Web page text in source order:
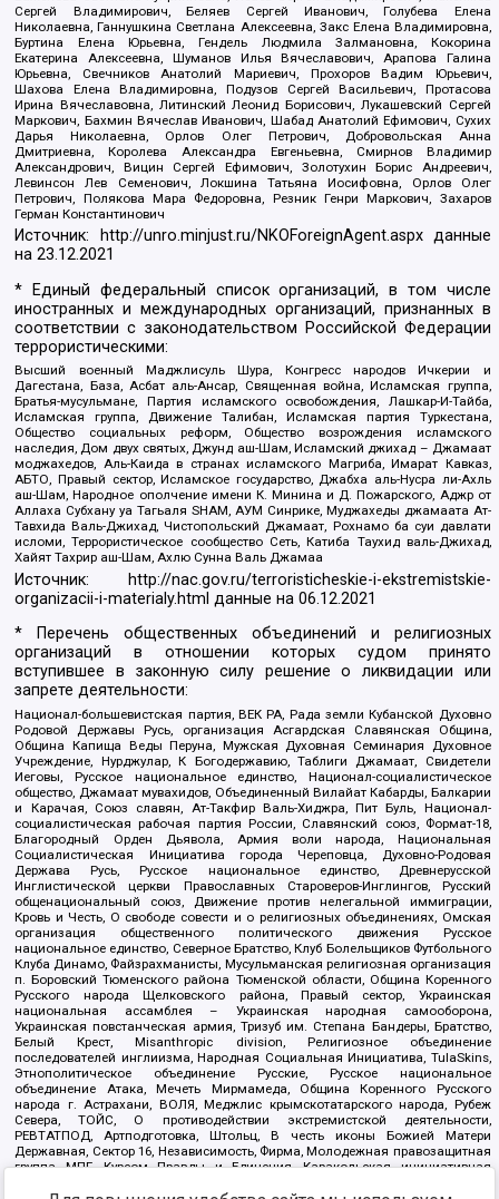
Сергей Владимирович, Беляев Сергей Иванович, Голубева Елена
Николаевна, Ганнушкина Светлана Алексеевна, Закс Елена Владимировна,
Буртина Елена Юрьевна, Гендель Людмила Залмановна, Кокорина
Екатерина Алексеевна, Шуманов Илья Вячеславович, Арапова Галина
Юрьевна, Свечников Анатолий Мариевич, Прохоров Вадим Юрьевич,
Шахова Елена Владимировна, Подузов Сергей Васильевич, Протасова
Ирина Вячеславовна, Литинский Леонид Борисович, Лукашевский Сергей
Маркович, Бахмин Вячеслав Иванович, Шабад Анатолий Ефимович, Сухих
Дарья Николаевна, Орлов Олег Петрович, Добровольская Анна
Дмитриевна, Королева Александра Евгеньевна, Смирнов Владимир
Александрович, Вицин Сергей Ефимович, Золотухин Борис Андреевич,
Левинсон Лев Семенович, Локшина Татьяна Иосифовна, Орлов Олег
Петрович, Полякова Мара Федоровна, Резник Генри Маркович, Захаров
Герман Константинович
Источник: http://unro.minjust.ru/NKOForeignAgent.aspxданные
на23.12.2021
* Единый федеральный список организаций, в том числе
иностранных и международных организаций, признанных в
соответствии с законодательством Российской Федерации
террористическими:
Высший военный Маджлисуль Шура, Конгресс народов Ичкерии и
Дагестана, База, Асбат аль-Ансар, Священная война, Исламская группа,
Братья-мусульмане, Партия исламского освобождения, Лашкар-И-Тайба,
Исламская группа, Движение Талибан, Исламская партия Туркестана,
Общество социальных реформ, Общество возрождения исламского
наследия, Дом двух святых, Джунд аш-Шам, Исламский джихад – Джамаат
моджахедов, Аль-Каида в странах исламского Магриба, Имарат Кавказ,
АБТО, Правый сектор, Исламское государство, Джабха аль-Нусра ли-Ахль
аш-Шам, Народное ополчение имени К. Минина и Д. Пожарского, Аджр от
Аллаха Субхану уа Тагьаля SHAM, АУМ Синрике, Муджахеды джамаата Ат-
Тавхида Валь-Джихад, Чистопольский Джамаат, Рохнамо ба суи давлати
исломи, Террористическое сообщество Сеть, Катиба Таухид валь-Джихад,
Хайят Тахрир аш-Шам, Ахлю Сунна Валь Джамаа
Источник:
http://nac.gov.ru/terroristicheskie-i-ekstremistskie-
organizacii-i-materialy.html данные на06.12.2021
* Перечень общественных объединений и религиозных
организаций в отношении которых судом принято
вступившее в законную силу решение о ликвидации или
запрете деятельности:
Национал-большевистская партия, ВЕК РА, Рада земли Кубанской Духовно
Родовой Державы Русь, организация Асгардская Славянская Община,
Община Капища Веды Перуна, Мужская Духовная Семинария Духовное
Учреждение, Нурджулар, К Богодержавию, Таблиги Джамаат, Свидетели
Иеговы, Русское национальное единство, Национал-социалистическое
общество, Джамаат мувахидов, Объединенный Вилайат Кабарды, Балкарии
и Карачая, Союз славян, Ат-Такфир Валь-Хиджра, Пит Буль, Национал-
социалистическая рабочая партия России, Славянский союз, Формат-18,
Благородный Орден Дьявола, Армия воли народа, Национальная
Социалистическая Инициатива города Череповца, Духовно-Родовая
Держава Русь, Русское национальное единство, Древнерусской
Инглистической церкви Православных Староверов-Инглингов, Русский
общенациональный союз, Движение против нелегальной иммиграции,
Кровь и Честь, О свободе совести и о религиозных объединениях, Омская
организация общественного политического движения Русское
национальное единство, Северное Братство, Клуб Болельщиков Футбольного
Клуба Динамо, Файзрахманисты, Мусульманская религиозная организация
п. Боровский Тюменского района Тюменской области, Община Коренного
Русского народа Щелковского района, Правый сектор, Украинская
национальная ассамблея – Украинская народная самооборона,
Украинская повстанческая армия, Тризуб им. Степана Бандеры, Братство,
Белый Крест, Misanthropic division, Религиозное объединение
последователей инглиизма, Народная Социальная Инициатива, TulaSkins,
Этнополитическое объединение Русские, Русское национальное
объединение Атака, Мечеть Мирмамеда, Община Коренного Русского
народа г. Астрахани, ВОЛЯ, Меджлис крымскотатарского народа, Рубеж
Севера, ТОЙС, О противодействии экстремистской деятельности,
РЕВТАТПОД, Артподготовка, Штольц, В честь иконы Божией Матери
Державная, Сектор 16, Независимость, Фирма, Молодежная правозащитная
группа МПГ, Курсом Правды и Единения, Каракольская инициативная